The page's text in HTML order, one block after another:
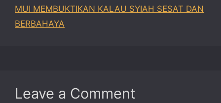
MUI MEMBUKTIKAN KALAU SYIAH SESAT DAN
BERBAHAYA
Leave a Comment